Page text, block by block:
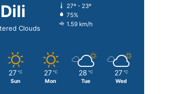
Dili
Clouds
27º - 23º
75%
1.59 km/h
27 ℃
Sun
27 ℃
Mon
28 ℃
Tue
27 ℃
Wed